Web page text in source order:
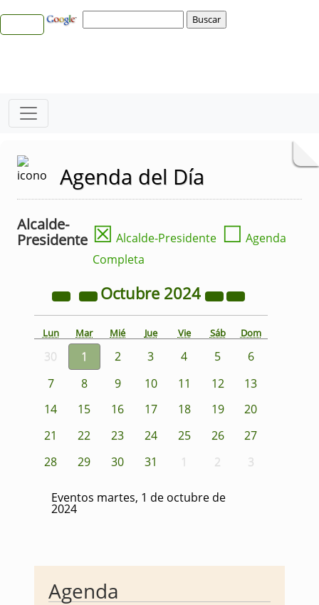
Agenda del Día
Alcalde-
Presidente ☒ Alcalde-Presidente ☐ Agenda
Completa
Octubre 2024
Lun Mar Mié Jue Vie Sáb Dom
30 1 2 3 4 5
6
7
8 9 10 11 12
13
14
15 16 17 18 19
20
21
22 23 24 25 26
27
28
29 30 31 1 2 3
Eventos martes, 1 de octubre de
2024
Agenda